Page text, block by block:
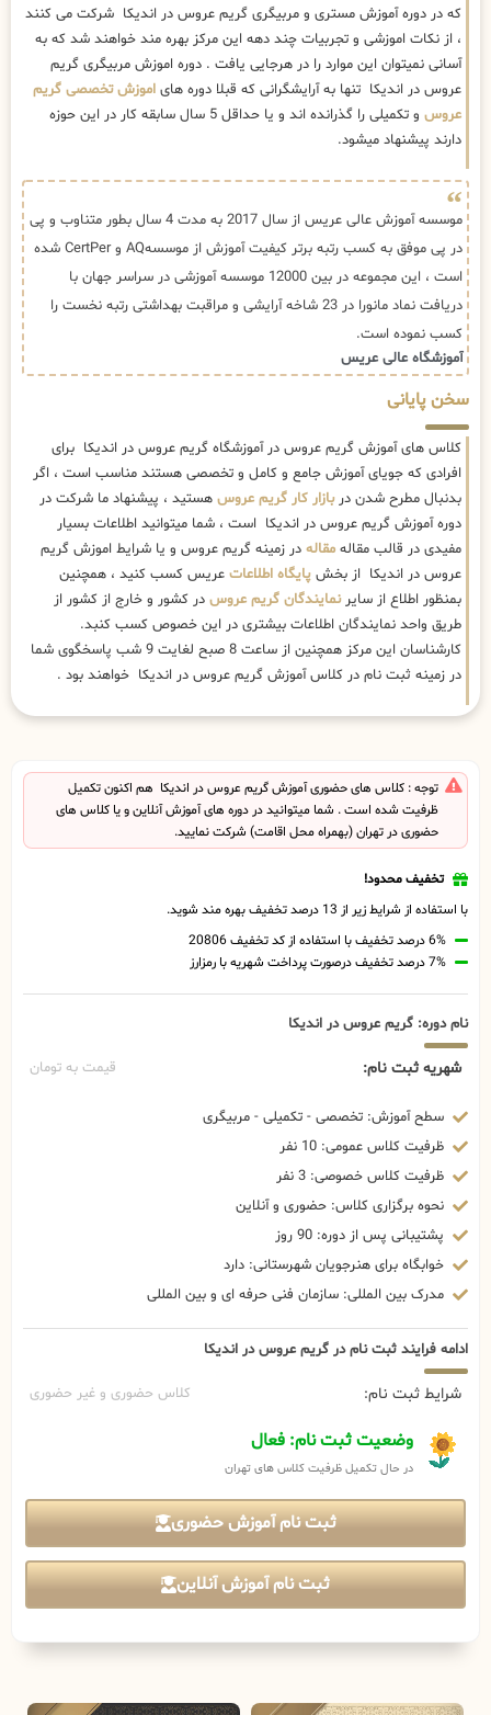
که در دوره آموزش مستری و مربیگری گریم عروس در اندیکا شرکت می کنند
، از نکات اموزشی و تجربیات چند دهه این مرکز بهره مند خواهند شد که به
آسانی نمیتوان این موارد را در هرجایی یافت . دوره اموزش مربیگری گریم
عروس در اندیکا تنها به آرایشگرانی که قبلا دوره های اموزش تخصصی گریم
عروس
و تکمیلی را گذرانده اند و یا حداقل 5 سال سابقه کار در این حوزه
دارند پیشنهاد میشود.
موسسه آموزش عالی عریس از سال 2017 به مدت 4 سال بطور متناوب و پی
در پی موفق به کسب رتبه برتر کیفیت آموزش از موسسهAQ و CertPer شده
است ، این مجموعه در بین 12000 موسسه آموزشی در سراسر جهان با
دریافت نماد مانورا در 23 شاخه آرایشی و مراقبت بهداشتی رتبه نخست را
کسب نموده است.
آموزشگاه عالی عریس
سخن پایانی
کلاس های آموزش گریم عروس در آموزشگاه گریم عروس در اندیکا برای
افرادی که جویای آموزش جامع و کامل و تخصصی هستند مناسب است ، اگر
بدنبال مطرح شدن دربازار کار گریم عروس هستید ، پیشنهاد ما شرکت در
دوره آموزش گریم عروس در اندیکا است ، شما میتوانید اطلاعات بسیار
مفیدی در قالب مقاله مقاله در زمینه گریم عروس و یا شرایط اموزش گریم
عروس در اندیکا از بخش پایگاه اطلاعات عریس کسب کنید ، همچنین
بمنظور اطلاع از سایرنمایندگان گریم عروس در کشور و خارج از کشور از
طریق واحد نمایندگان اطلاعات بیشتری در این خصوص کسب کنبد.
کارشناسان این مرکز همچنین از ساعت 8 صبح لغایت 9 شب پاسخگوی شما
در زمینه ثبت نام در کلاس آموزش گریم عروس در اندیکا خواهند بود .
توجه : کلاس های حضوری آموزش گریم عروس در اندیکا هم اکنون تکمیل
ظرفیت شده است . شما میتوانید در دوره های آموزش آنلاین و یا کلاس های
حضوری در تهران (بهمراه محل اقامت) شرکت نمایید.
تخفیف محدود!
با استفاده از شرایط زیر از 13 درصد تخفیف بهره مند شوید.
6% درصد تخفیف با استفاده از کد تخفیف 20806
7% درصد تخفیف درصورت پرداخت شهریه با رمزارز
نام دوره: گریم عروس در اندیکا
شهریه ثبت نام: قیمت به تومان
سطح آموزش: تخصصی - تکمیلی - مربیگری
ظرفیت کلاس عمومی: 10 نفر
ظرفیت کلاس خصوصی: 3 نفر
نحوه برگزاری کلاس: حضوری و آنلاین
پشتیبانی پس از دوره: 90 روز
خوابگاه برای هنرجویان شهرستانی: دارد
مدرک بین المللی: سازمان فنی حرفه ای و بین المللی
ادامه فرایند ثبت نام در گریم عروس در اندیکا
شرایط ثبت نام: کلاس حضوری و غیر حضوری
وضعیت ثبت نام: فعال
در حال تکمیل ظرفیت کلاس های تهران
ثبت نام آموزش حضوری
ثبت نام آموزش آنلاین